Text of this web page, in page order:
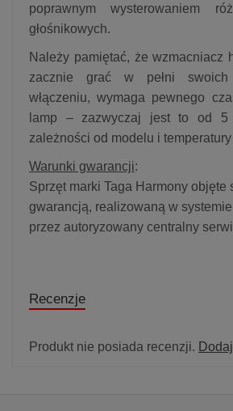
poprawnym wysterowaniem
głośnikowych.
Należy pamiętać, że wzmacniacz
zacznie grać w pełni
włączeniu, wymaga pewnego
lamp – zazwyczaj jest to od
zależności od modelu i
Warunki gwarancji:
Sprzęt marki Taga Harmony objęte
gwarancją, realizowaną w
przez autoryzowany centralny
Recenzje
Produkt nie posiada recenzji.